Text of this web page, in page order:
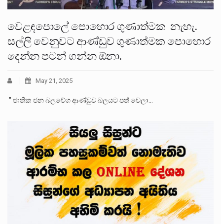
වෙළඳපොලේ පොහොර ගුණාත්මක නැහැ.
සල්ලි වෙනුවට ආණ්ඩුව ගුණාත්මක පොහොර
දෙන්න පටන් ගන්න ඕනා.
May 21, 2025
" ජාතික ජන බලවේග ආණ්ඩුව බලයට පත් වෙලා…